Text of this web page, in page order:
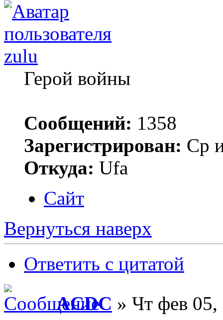
zulu
Герой войны
Сообщений: 1358
Зарегистрирован: Ср
Откуда: Ufa
Сайт
Вернуться наверх
Ответить с цитатой
ACDC » Чт фев